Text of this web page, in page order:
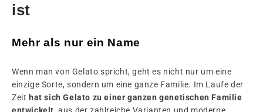
ist
Mehr als nur ein Name
Wenn man von Gelato spricht, geht es nicht nur um eine
einzige Sorte, sondern um eine ganze Familie. Im Laufe der
Zeit hat sich Gelato zu einer ganzen genetischen Familie